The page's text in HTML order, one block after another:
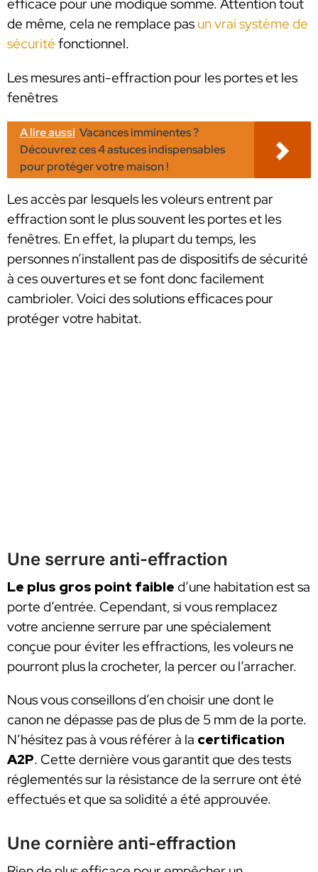
efficace pour une modique somme. Attention tout
de même, cela ne remplace pas un vrai système de
sécurité fonctionnel.
Les mesures anti-effraction pour les portes et les
fenêtres
A lire aussi Vacances imminentes ?
Découvrez ces 4 astuces indispensables
pour protéger votre maison !
Les accès par lesquels les voleurs entrent par
effraction sont le plus souvent les portes et les
fenêtres. En effet, la plupart du temps, les
personnes n’installent pas de dispositifs de sécurité
à ces ouvertures et se font donc facilement
cambrioler. Voici des solutions efficaces pour
protéger votre habitat.
Une serrure anti-effraction
Le plus gros point faible d’une habitation est sa
porte d’entrée. Cependant, si vous remplacez
votre ancienne serrure par une spécialement
conçue pour éviter les effractions, les voleurs ne
pourront plus la crocheter, la percer ou l’arracher.
Nous vous conseillons d’en choisir une dont le
canon ne dépasse pas de plus de 5 mm de la porte.
N’hésitez pas à vous référer à la certification
A2P. Cette dernière vous garantit que des tests
réglementés sur la résistance de la serrure ont été
effectués et que sa solidité a été approuvée.
Une cornière anti-effraction